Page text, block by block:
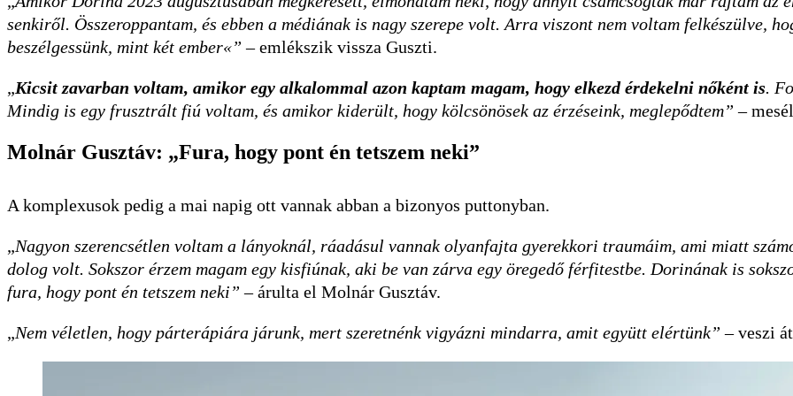
senkiről. Összeroppantam, és ebben a médiának is nagy szerepe volt. Arra viszont nem voltam felkészülve,
beszélgessünk, mint két ember«” – emlékszik vissza Guszti.
„Kicsit zavarban voltam, amikor egy alkalommal azon kaptam magam, hogy elkezd érdekelni nőként is.
Mindig is egy frusztrált fiú voltam, és amikor kiderült, hogy kölcsönösek az érzéseink, meglepődtem”–
Molnár Gusztáv: „Fura, hogy pont én tetszem neki”
A komplexusok pedig a mai napig ott vannak abban a bizonyos puttonyban.
„Nagyon szerencsétlen voltam a lányoknál, ráadásul vannak olyanfajta gyerekkori traumáim, ami miatt
dolog volt. Sokszor érzem magam egy kisfiúnak, aki be van zárva egy öregedő férfitestbe. Dorinának is
fura, hogy pont én tetszem neki”– árulta el Molnár Gusztáv.
„Nem véletlen, hogy párterápiára járunk, mert szeretnénk vigyázni mindarra, amit együtt elértünk” – veszi